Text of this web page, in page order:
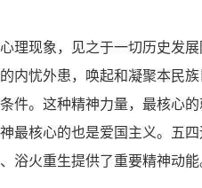
理现象，见之于一切历史发
内忧外患，唤起和凝聚本民
件。这种精神力量，最核心
最核心的也是爱国主义。五
浴火重生提供了重要精神动